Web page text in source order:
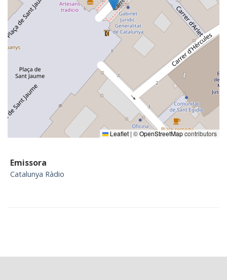
Leaflet|©OpenStreetMapcontributors
Emissora
Catalunya Ràdio